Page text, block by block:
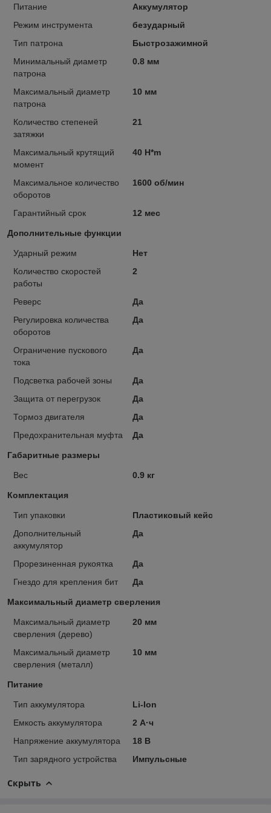
Питание
Аккумулятор
Режим инструмента
безударный
Тип патрона
Быстрозажимной
Минимальный диаметр
патрона
0.8 мм
Максимальный диаметр
патрона
10 мм
Количество степеней
затяжки
21
Максимальный крутящий
момент
40 H*m
Максимальное количество
оборотов
1600 об/мин
Гарантийный срок 12 мес
Дополнительные функции
Ударный режим
Нет
Количество скоростей
работы
2
Реверс
Да
Регулировка количества
оборотов
Да
Ограничение пускового
тока
Да
Подсветка рабочей зоны
Да
Защита от перегрузок
Да
Тормоз двигателя
Да
Предохранительная муфта
Да
Габаритные размеры
Вес 0.9 кг
Комплектация
Тип упаковки
Пластиковый кейс
Дополнительный
аккумулятор
Да
Прорезиненная рукоятка
Да
Гнездо для крепления бит
Да
Максимальный диаметр сверления
Максимальный диаметр
сверления (дерево)
20 мм
Максимальный диаметр
сверления (металл)
10 мм
Питание
Тип аккумулятора
Li-Ion
Емкость аккумулятора
2 А·ч
Напряжение аккумулятора
18 В
Тип зарядного устройства
Импульсные
Скрыть